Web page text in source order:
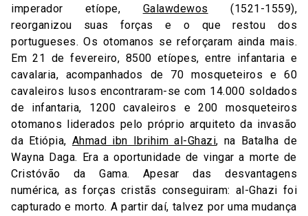
imperador etíope, Galawdewos (1521-1559),
reorganizou suas forças e o que restou dos
portugueses. Os otomanos se reforçaram ainda mais.
Em 21 de fevereiro, 8500 etíopes, entre infantaria e
cavalaria, acompanhados de 70 mosqueteiros e 60
cavaleiros lusos encontraram-se com 14.000 soldados
de infantaria, 1200 cavaleiros e 200 mosqueteiros
otomanos liderados pelo próprio arquiteto da invasão
da Etiópia, Ahmad ibn Ibrihim al-Ghazi, na Batalha de
Wayna Daga. Era a oportunidade de vingar a morte de
Cristóvão da Gama. Apesar das desvantagens
numérica, as forças cristãs conseguiram: al-Ghazi foi
capturado e morto. A partir daí, talvez por uma mudança